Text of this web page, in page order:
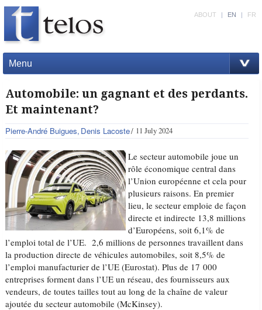
Menu
ABOUT | EN | FR
Automobile: un gagnant et des perdants.
Et maintenant?
Pierre-André Buigues Denis Lacoste 11 July 2024
Le secteur automobile joue un
rôle économique central dans
l’Union européenne et cela pour
plusieurs raisons. En premier
lieu, le secteur emploie de façon
directe et indirecte 13,8 millions
d’Européens, soit 6,1% de
l’emploi total de l’UE. 2,6 millions de personnes travaillent dans
la production directe de véhicules automobiles, soit 8,5% de
l’emploi manufacturier de l’UE (Eurostat). Plus de 17 000
entreprises forment dans l’UE un réseau, des fournisseurs aux
vendeurs, de toutes tailles tout au long de la chaîne de valeur
ajoutée du secteur automobile (McKinsey).